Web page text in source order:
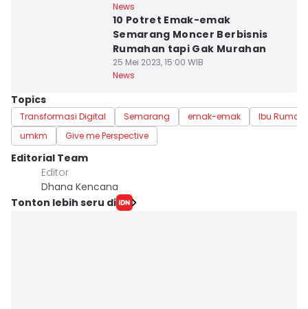
News
10 Potret Emak-emak
Semarang Moncer Berbisnis
Rumahan tapi Gak Murahan
25 Mei 2023, 15:00 WIB
News
Topics
Transformasi Digital Semarang emak-emak
Ibu
umkm
Give me Perspective
Editorial Team
Editor
Dhana Kencana
Tonton lebih seru di